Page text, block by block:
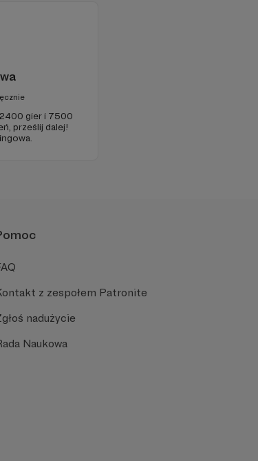
2400 gier i 7500
prześlij dalej!
z zespołem Patronite
nadużycie
Naukowa